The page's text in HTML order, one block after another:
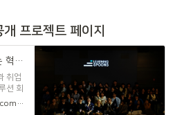
프로젝트 페이지
소득공제 | AI 시대에 맞는 혁신적인 대학교 모델, 러닝스푼즈|주식회사 러닝스푼즈 - 사전공개 | 크라우디
취업
션 회
학
즈
https://www.ycrowdy.com/open/1698